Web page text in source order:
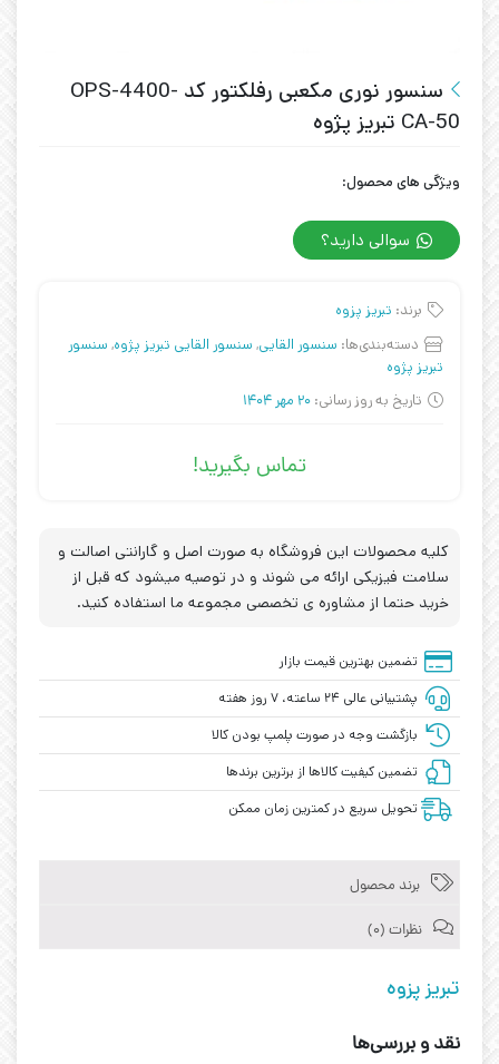
سنسور نوری مکعبی رفلکتور کد OPS-4400-
CA-50 تبریز پژوه
ویژگی های محصول:
سوالی دارید؟
برند: تبریز پزوه
دسته‌بندی‌ها: سنسور القایی, سنسور القایی تبریز پژوه, سنسور
تبریز پژوه
تاریخ به روز رسانی: 20 مهر 1404
تماس بگیرید!
کلیه محصولات این فروشگاه به صورت اصل و گارانتی اصالت و
سلامت فیزیکی ارائه می شوند و در توصیه میشود که قبل از
خرید حتما از مشاوره ی تخصصی مجموعه ما استفاده کنید.
تضمین بهترین قیمت بازار
پشتیبانی عالی ۲۴ ساعته، ۷ روز هفته
بازگشت وجه در صورت پلمپ بودن کالا
تضمین کیفیت کالاها از برترین برندها
تحویل سریع در کمترین زمان ممکن
برند محصول
نظرات (0)
تبریز پزوه
نقد و بررسی‌ها